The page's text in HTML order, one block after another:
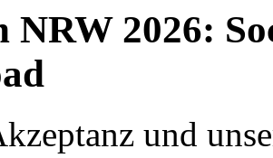
NRW 2026:
und